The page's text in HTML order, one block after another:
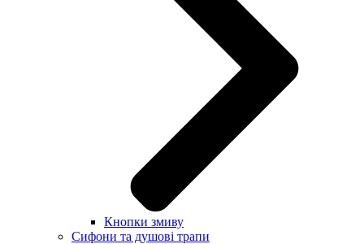
Кнопки змиву
Сифони та душові трапи